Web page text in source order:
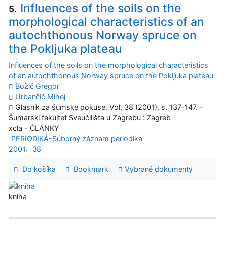
5. Influences of the soils on the
morphological characteristics of an
autochthonous Norway spruce on
the Pokljuka plateau
Influences of the soils on the morphological characteristics
of an autochthonous Norway spruce on the Pokljuka plateau
Božič Gregor
Urbančič Mihej
Glasnik za šumske pokuse. Vol. 38 (2001), s. 137-147. -
Šumarski fakultet Sveučilišta u Zagrebu : Zagreb
xcla - ČLÁNKY
PERIODIKÁ-Súborný záznam periodika
2001:
38
Do košíka Bookmark Vybrané dokumenty
kniha